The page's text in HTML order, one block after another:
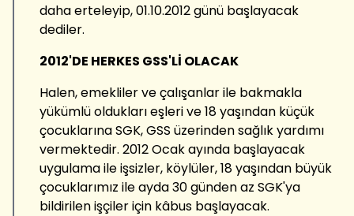
daha erteleyip, 01.10.2012 günü başlayacak
dediler.
2012'DE HERKES GSS'Lİ OLACAK
Halen, emekliler ve çalışanlar ile bakmakla
yükümlü oldukları eşleri ve 18 yaşından küçük
çocuklarına SGK, GSS üzerinden sağlık yardımı
vermektedir. 2012 Ocak ayında başlayacak
uygulama ile işsizler, köylüler, 18 yaşından büyük
çocuklarımız ile ayda 30 günden az SGK'ya
bildirilen işçiler için kâbus başlayacak.